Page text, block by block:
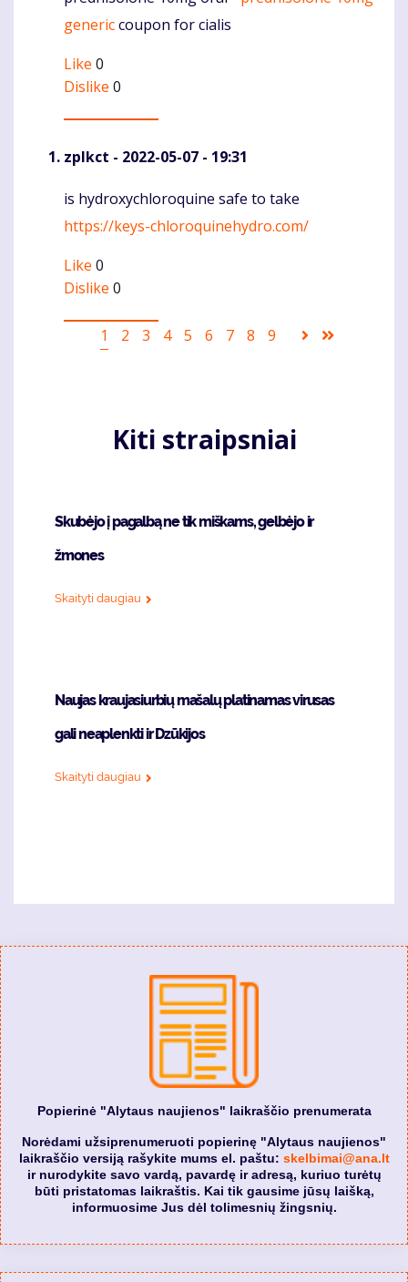
genericcoupon for cialis
Like 0
Dislike 0
zplkct - 2022-05-07 - 19:31
Komentaras
is hydroxychloroquine safe to take
https://keys-chloroquinehydro.com/
Like 0
Dislike 0
Pagination
Current
1 Puslapis
2 Puslapis
3 Puslapis
4 Puslapis
5 Puslapis
6 Puslapis
7 Puslapis
8 Puslapis
9
Sekantis
Kiti straipsniai
Skubėjo į pagalbą ne tik miškams, gelbėjo ir
žmones
Skaityti daugiau
Naujas kraujasiurbių mašalų platinamas virusas
gali neaplenkti ir Dzūkijos
Skaityti daugiau
Popierinė "Alytaus naujienos" laikraščio prenumerata
Norėdami užsiprenumeruoti popierinę "Alytaus naujienos"
laikraščio versiją rašykite mums el. paštu: skelbimai@ana.lt
ir nurodykite savo vardą, pavardę ir adresą, kuriuo turėtų
būti pristatomas laikraštis. Kai tik gausime jūsų laišką,
informuosime Jus dėl tolimesnių žingsnių.